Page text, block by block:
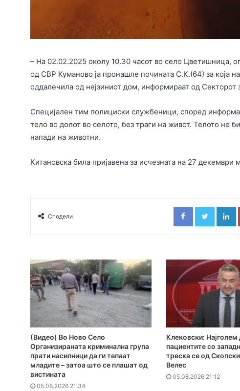
– На 02.02.2025 околу 10.30 часот во село Цветишница,
од СВР Куманово ја пронашле почината С.К.(64) за која
оддалечила од нејзиниот дом, информираат од Секторот
Специјален тим полициски службеници, според
тело во долот во селото, без траги на живот. Телото не
напади на животни.
Китановска била пријавена за исчезната на 27 декември
Сподели
FacebookTwitter
(Видео) Во Ново Село
Организираната криминална група
прати насилници да ги тепаат
младите – затоа што се плашат од
вистината
05.08.2026 21:34
Клековски: Најголем
пациентите сo
треска се од
Велес
05.08.2026 21:12